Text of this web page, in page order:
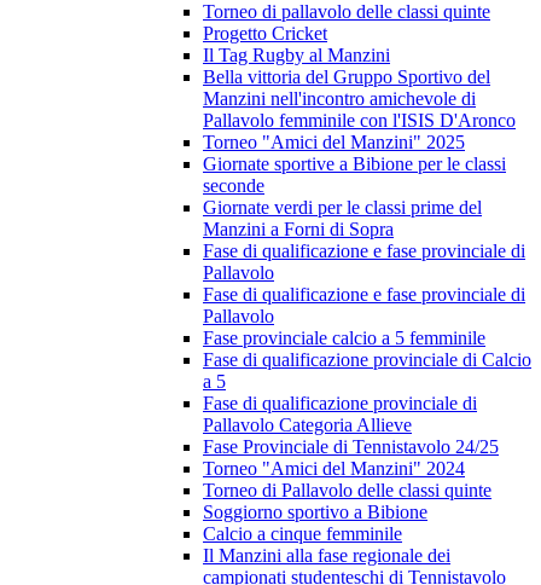
Torneo di pallavolo delle classi quinte
Progetto Cricket
Il Tag Rugby al Manzini
Bella vittoria del Gruppo Sportivo del
Manzini nell'incontro amichevole di
Pallavolo femminile con l'ISIS D'Aronco
Torneo "Amici del Manzini" 2025
Giornate sportive a Bibione per le classi
seconde
Giornate verdi per le classi prime del
Manzini a Forni di Sopra
Fase di qualificazione e fase provinciale di
Pallavolo
Fase di qualificazione e fase provinciale di
Pallavolo
Fase provinciale calcio a 5 femminile
Fase di qualificazione provinciale di Calcio
a 5
Fase di qualificazione provinciale di
Pallavolo Categoria Allieve
Fase Provinciale di Tennistavolo 24/25
Torneo "Amici del Manzini" 2024
Torneo di Pallavolo delle classi quinte
Soggiorno sportivo a Bibione
Calcio a cinque femminile
Il Manzini alla fase regionale dei
campionati studenteschi di Tennistavolo